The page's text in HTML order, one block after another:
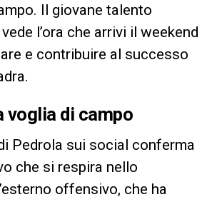
Il giovane talento
l’ora che arrivi il weekend
e contribuire al successo
voglia di campo
Pedrola sui social conferma
che si respira nello
offensivo, che ha